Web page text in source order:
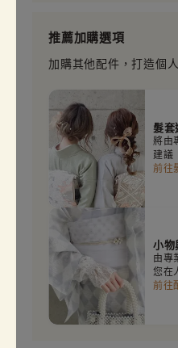
推薦加購選項
加購其他配件，打造個
髮套
將由
建議
前往
小物
由專
您在
前往